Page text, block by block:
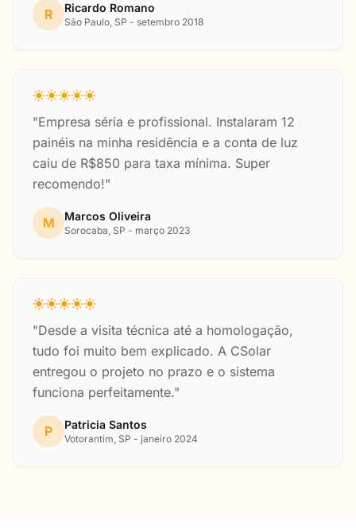
R Ricardo Romano
São Paulo, SP - setembro 2018
"Empresa séria e profissional. Instalaram 12
painéis na minha residência e a conta de luz
caiu de R$850 para taxa mínima. Super
recomendo!"
M Marcos Oliveira
Sorocaba, SP - março 2023
"Desde a visita técnica até a homologação,
tudo foi muito bem explicado. A CSolar
entregou o projeto no prazo e o sistema
funciona perfeitamente."
P Patricia Santos
Votorantim, SP - janeiro 2024